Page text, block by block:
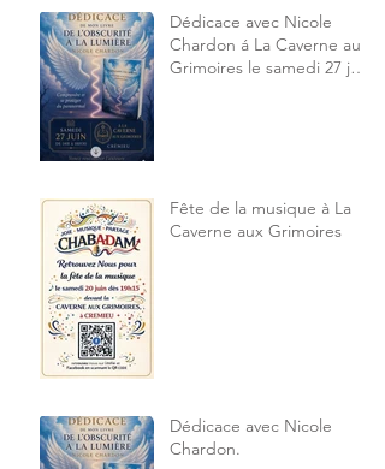
Dédicace avec Nicole
Chardon á La Caverne aux
Grimoires le samedi 27 juin
Fête de la musique à La
Caverne aux Grimoires
Dédicace avec Nicole
Chardon.